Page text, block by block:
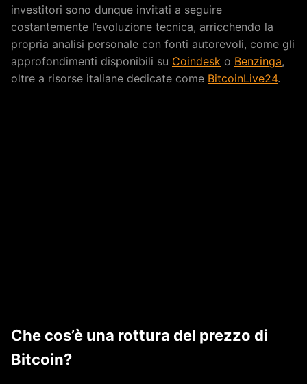
investitori sono dunque invitati a seguire
costantemente l’evoluzione tecnica, arricchendo la
propria analisi personale con fonti autorevoli, come gli
approfondimenti disponibili su Coindesk o Benzinga,
oltre a risorse italiane dedicate come BitcoinLive24.
Che cos’è una rottura del prezzo di
Bitcoin?